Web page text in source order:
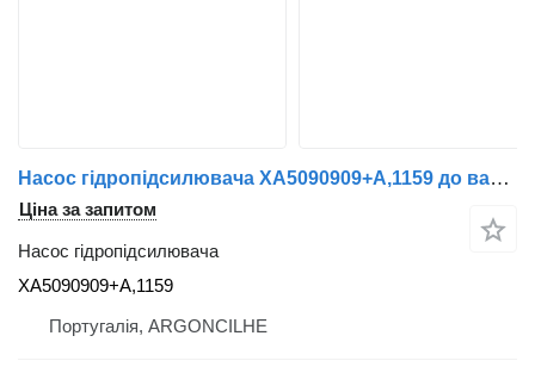
Насос гідропідсилювача XA5090909+A,1159 до вантажівки Renault Midlum | 00
Ціна за запитом
Насос гідропідсилювача
XA5090909+A,1159
Португалія, ARGONCILHE